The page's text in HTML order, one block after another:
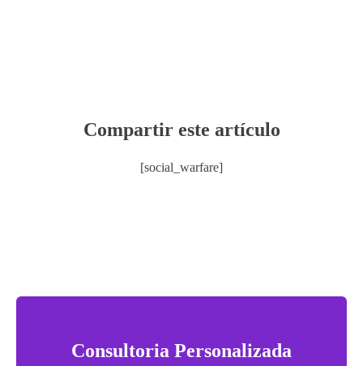
Compartir este artículo
[social_warfare]
Consultoria Personalizada